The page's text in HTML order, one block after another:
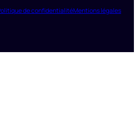
de confidentialitéMentions légales